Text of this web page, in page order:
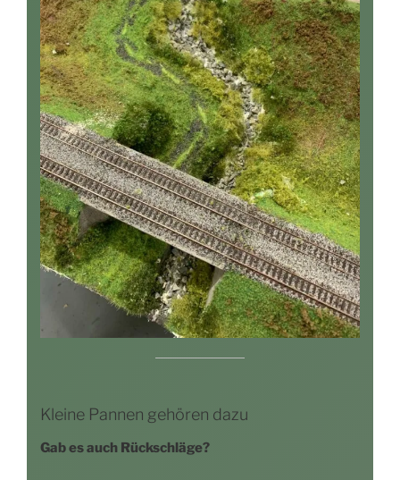
Kleine Pannen gehören dazu
Gab es auch Rückschläge?